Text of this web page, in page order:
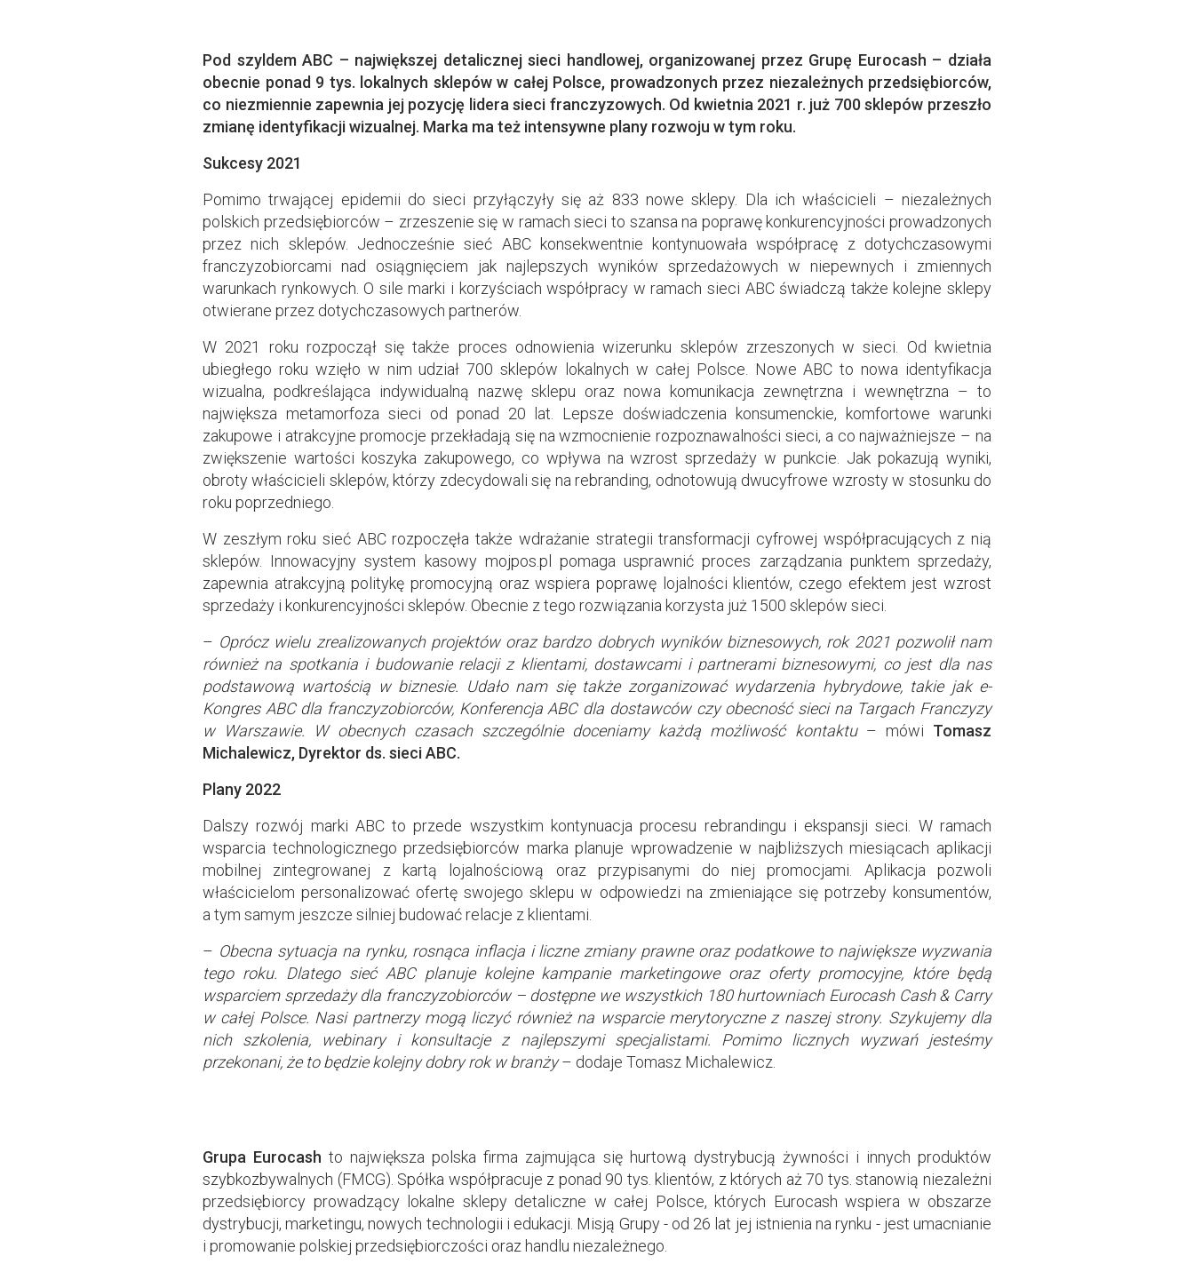
Pod szyldem ABC – największej detalicznej sieci handlowej, organizowanej przez Grupę Eurocash – działa
obecnie ponad 9 tys. lokalnych sklepów w całej Polsce, prowadzonych przez niezależnych przedsiębiorców,
co niezmiennie zapewnia jej pozycję lidera sieci franczyzowych. Od kwietnia 2021 r. już 700 sklepów przeszło
zmianę identyfikacji wizualnej. Marka ma też intensywne plany rozwoju w tym roku.
Sukcesy 2021
Pomimo trwającej epidemii do sieci przyłączyły się aż 833 nowe sklepy. Dla ich właścicieli – niezależnych
polskich przedsiębiorców – zrzeszenie się w ramach sieci to szansa na poprawę konkurencyjności prowadzonych
przez nich sklepów. Jednocześnie sieć ABC konsekwentnie kontynuowała współpracę z dotychczasowymi
franczyzobiorcami nad osiągnięciem jak najlepszych wyników sprzedażowych w niepewnych i zmiennych
warunkach rynkowych. O sile marki i korzyściach współpracy w ramach sieci ABC świadczą także kolejne sklepy
otwierane przez dotychczasowych partnerów.
W 2021 roku rozpoczął się także proces odnowienia wizerunku sklepów zrzeszonych w sieci. Od kwietnia
ubiegłego roku wzięło w nim udział 700 sklepów lokalnych w całej Polsce. Nowe ABC to nowa identyfikacja
wizualna, podkreślająca indywidualną nazwę sklepu oraz nowa komunikacja zewnętrzna i wewnętrzna – to
największa metamorfoza sieci od ponad 20 lat. Lepsze doświadczenia konsumenckie, komfortowe warunki
zakupowe i atrakcyjne promocje przekładają się na wzmocnienie rozpoznawalności sieci, a co najważniejsze – na
zwiększenie wartości koszyka zakupowego, co wpływa na wzrost sprzedaży w punkcie. Jak pokazują wyniki,
obroty właścicieli sklepów, którzy zdecydowali się na rebranding, odnotowują dwucyfrowe wzrosty w stosunku do
roku poprzedniego.
W zeszłym roku sieć ABC rozpoczęła także wdrażanie strategii transformacji cyfrowej współpracujących z nią
sklepów. Innowacyjny system kasowy mojpos.pl pomaga usprawnić proces zarządzania punktem sprzedaży,
zapewnia atrakcyjną politykę promocyjną oraz wspiera poprawę lojalności klientów, czego efektem jest wzrost
sprzedaży i konkurencyjności sklepów. Obecnie z tego rozwiązania korzysta już 1500 sklepów sieci.
– Oprócz wielu zrealizowanych projektów oraz bardzo dobrych wyników biznesowych, rok 2021 pozwolił nam
również na spotkania i budowanie relacji z klientami, dostawcami i partnerami biznesowymi, co jest dla nas
podstawową wartością w biznesie. Udało nam się także zorganizować wydarzenia hybrydowe, takie jak e-
Kongres ABC dla franczyzobiorców, Konferencja ABC dla dostawców czy obecność sieci na Targach Franczyzy
w Warszawie. W obecnych czasach szczególnie doceniamy każdą możliwość kontaktu– mówi Tomasz
Michalewicz, Dyrektor ds. sieci ABC.
Plany 2022
Dalszy rozwój marki ABC to przede wszystkim kontynuacja procesu rebrandingu i ekspansji sieci. W ramach
wsparcia technologicznego przedsiębiorców marka planuje wprowadzenie w najbliższych miesiącach aplikacji
mobilnej zintegrowanej z kartą lojalnościową oraz przypisanymi do niej promocjami. Aplikacja pozwoli
właścicielom personalizować ofertę swojego sklepu w odpowiedzi na zmieniające się potrzeby konsumentów,
a tym samym jeszcze silniej budować relacje z klientami.
– Obecna sytuacja na rynku, rosnąca inflacja i liczne zmiany prawne oraz podatkowe to największe wyzwania
tego roku. Dlatego sieć ABC planuje kolejne kampanie marketingowe oraz oferty promocyjne, które będą
wsparciem sprzedaży dla franczyzobiorców – dostępne we wszystkich 180 hurtowniach Eurocash Cash & Carry
w całej Polsce. Nasi partnerzy mogą liczyć również na wsparcie merytoryczne z naszej strony. Szykujemy dla
nich szkolenia, webinary i konsultacje z najlepszymi specjalistami. Pomimo licznych wyzwań jesteśmy
przekonani, że to będzie kolejny dobry rok w branży– dodaje Tomasz Michalewicz.
Grupa Eurocashto największa polska firma zajmująca się hurtową dystrybucją żywności i innych produktów
szybkozbywalnych (FMCG). Spółka współpracuje z ponad 90 tys. klientów, z których aż 70 tys. stanowią niezależni
przedsiębiorcy prowadzący lokalne sklepy detaliczne w całej Polsce, których Eurocash wspiera w obszarze
dystrybucji, marketingu, nowych technologii i edukacji. Misją Grupy - od 26 lat jej istnienia na rynku - jest umacnianie
i promowanie polskiej przedsiębiorczości oraz handlu niezależnego.